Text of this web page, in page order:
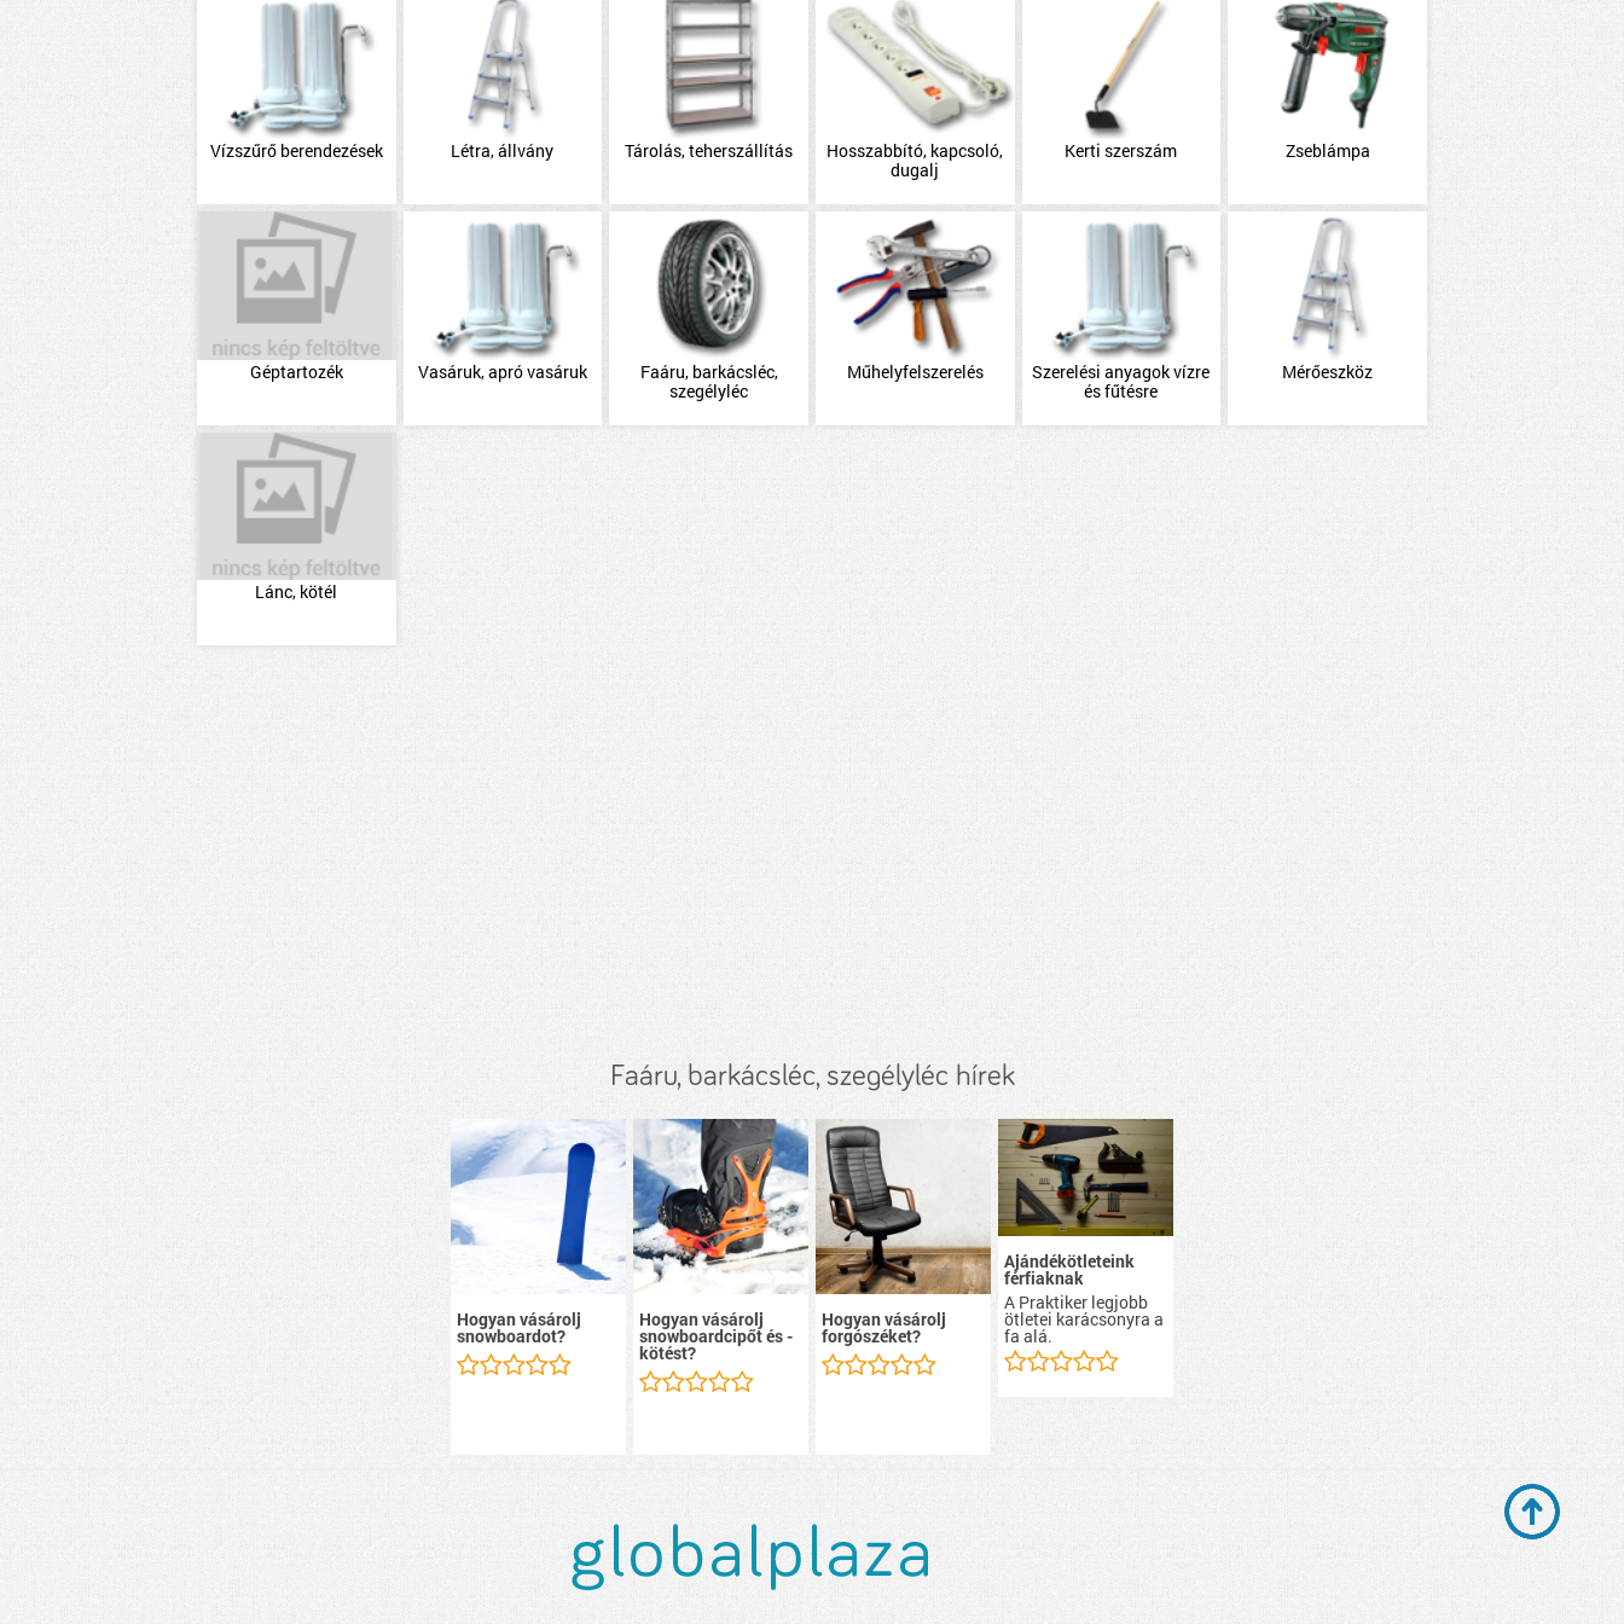
Vízszűrő berendezések Létra, állvány Tárolás, teherszállítás
Hosszabbító, kapcsoló,
dugalj
Kerti szerszám Zseblámpa
Géptartozék Vasáruk, apró vasáruk
Faáru, barkácsléc,
szegélyléc
Műhelyfelszerelés
Szerelési anyagok vízre
és fűtésre
Mérőeszköz
Lánc, kötél
Faáru, barkácsléc, szegélyléc hírek
Hogyan vásárolj
snowboardot?
Hogyan vásárolj
snowboardcipőt és -
kötést?
Hogyan vásárolj
forgószéket?
Ajándékötleteink
férfiaknak
A Praktiker legjobb
ötletei karácsonyra a
fa alá.